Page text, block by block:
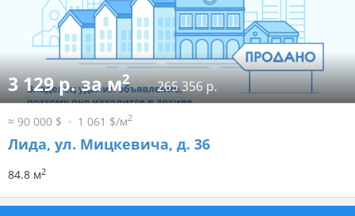
3 129 р. за м2 265 356 р.
≈ 90 000 $ 1 061 $/м2
Лида, ул. Мицкевича, д. 36
84.8 м2